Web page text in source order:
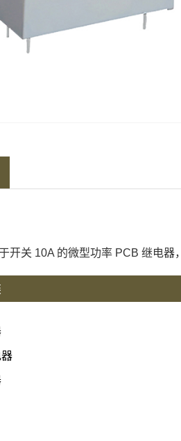
开关 10A 的微型功率 PCB 继电